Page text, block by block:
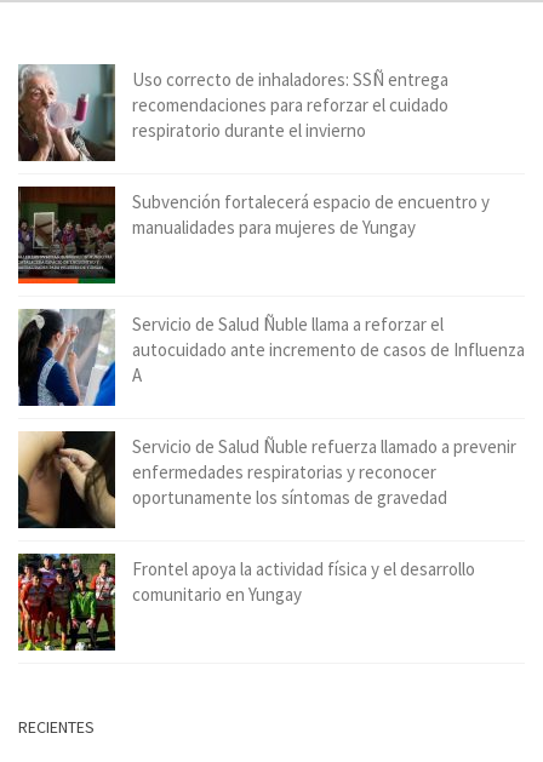
Uso correcto de inhaladores: SSÑ entrega
recomendaciones para reforzar el cuidado
respiratorio durante el invierno
Subvención fortalecerá espacio de encuentro y
manualidades para mujeres de Yungay
Servicio de Salud Ñuble llama a reforzar el
autocuidado ante incremento de casos de Influenza
A
Servicio de Salud Ñuble refuerza llamado a prevenir
enfermedades respiratorias y reconocer
oportunamente los síntomas de gravedad
Frontel apoya la actividad física y el desarrollo
comunitario en Yungay
RECIENTES